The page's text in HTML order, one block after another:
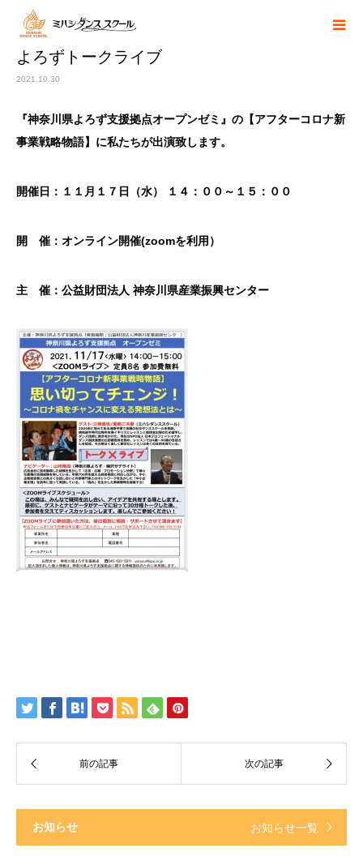
よろずトークライブ
2021.10.30
『神奈川県よろず支援拠点オープンゼミ』の【アフターコロナ新
事業戦略物語】に私たちが出演致します。
開催日：１１月１７日（水） １４：００～１５：００
開 催：オンライン開催(zoomを利用）
主 催：公益財団法人 神奈川県産業振興センター
お知らせ お知らせ一覧